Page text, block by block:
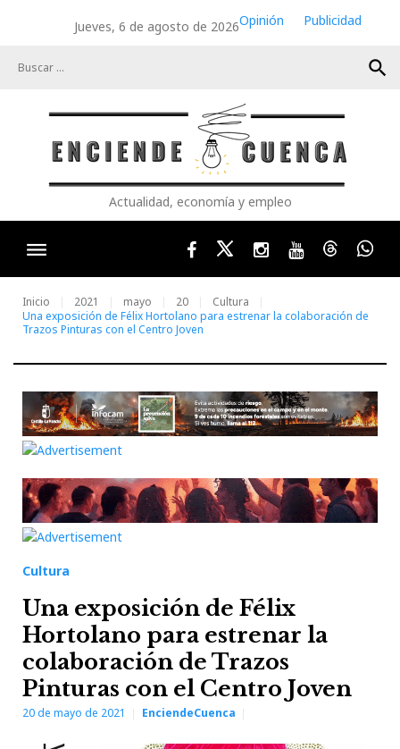
Jueves, 6 de agosto de 2026Opinión
Publicidad
search
Actualidad, economía y empleo
FacebookTwitterInstagram
YoutubeThreads
Inicio 2021 mayo 20
Cultura
Una exposición de Félix Hortolano para estrenar la colaboración de
Trazos Pinturas con el Centro Joven
Cultura
Una exposición de Félix
Hortolano para estrenar la
colaboración de Trazos
Pinturas con el Centro Joven
20 de mayo de 2021 EnciendeCuenca